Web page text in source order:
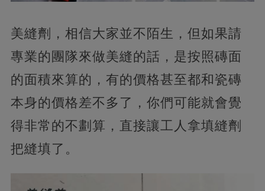
美縫劑，相信大家並不陌生，但如果請
專業的團隊來做美縫的話，是按照磚面
的面積來算的，有的價格甚至都和瓷磚
本身的價格差不多了，你們可能就會覺
得非常的不劃算，直接讓工人拿填縫劑
把縫填了。